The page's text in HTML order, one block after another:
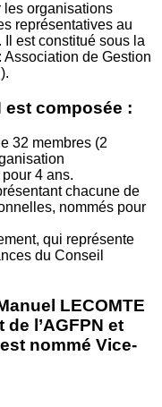
les organisations
représentatives au
est constitué sous la
Association de Gestion
est composée :
32 membres (2
4 ans.
chacune de
nommés pour
qui représente
du Conseil
LECOMTE
l’AGFPN et
nommé Vice-